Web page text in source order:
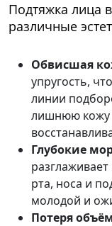
Подтяжка лица
различные
Обвисшая
упругость,
линии
лишнюю кожу
Глубокие
рта, носа и
молодой и
Потеря